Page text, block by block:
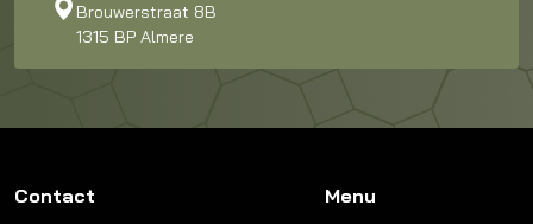
Brouwerstraat 8B
1315 BP Almere
Contact Menu